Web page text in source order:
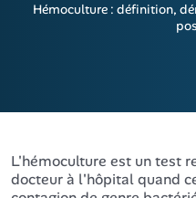
Hémoculture : définition,
L'hémoculture est un test
docteur à l'hôpital quand